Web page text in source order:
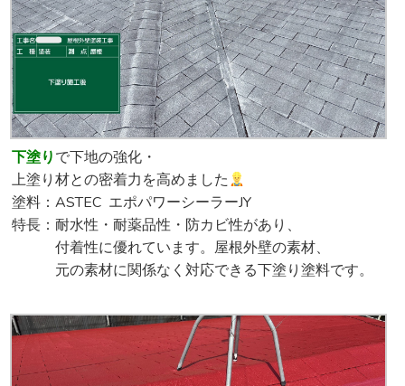
下塗りで下地の強化・
上塗り材との密着力を高めました
塗料：ASTEC エポパワーシーラーJY
特長：耐水性・耐薬品性・防カビ性があり、
付着性に優れています。屋根外壁の素材、
元の素材に関係なく対応できる下塗り塗料です。